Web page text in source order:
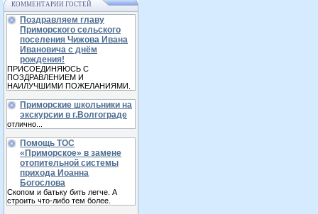
КОММЕНТАРИИ ГОСТЕЙ
Поздравляем главу
Приморского сельского
поселения Чижова Ивана
Ивановича с днём
рождения!
ПРИСОЕДИНЯЮСЬ С
ПОЗДРАВЛЕНИЕМ И
НАИЛУЧШИМИ ПОЖЕЛАНИЯМИ.
Приморские школьники на
экскурсии в г.Волгограде
отлично...
Помощь ТОС
«Приморское» в замене
отопительной системы
прихода Иоанна
Богослова
Скопом и батьку бить легче. А
строить что-либо тем более.